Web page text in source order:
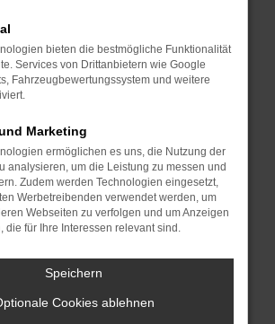
Gerät neu.
helfen, vorübergehende
beheben.
auf dem neuesten Stand
birgt nicht nur ein
sondern kann auch dazu
bestimmte Funktionen nicht mehr
werden.
an den Webseitenbetreiber.
oben genannten Schritte versucht
uns bitte. Wir werden
bieten die bestmögliche Funktionalität
Services von Drittanbietern wie Google
Fahrzeugbewertungssystem und weitere
Marketing
ermöglichen es uns, die Nutzung der
analysieren, um die Leistung zu messen und
Zudem werden Technologien eingesetzt,
Werbetreibenden verwendet werden, um
Webseiten zu verfolgen und um Anzeigen
die für Ihre Interessen relevant sind.
Speichern
Cookies ablehnen